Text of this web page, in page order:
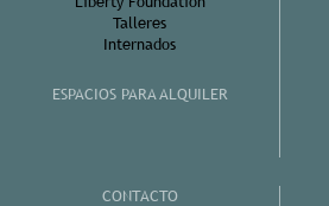
Talleres
Internados
ESPACIOS PARA ALQUILER
CONTACTO